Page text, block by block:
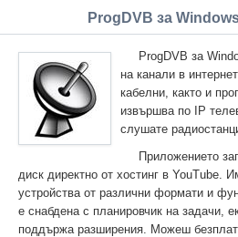
ProgDVB за
ProgDVB за
на канали в
кабелни, както и
извършва по IP
слушате
Приложението
диск директно от хостинг в YouTube.
устройства от различни формати и
е снабдена с планировчик на задачи,
поддържа разширения. Можеш